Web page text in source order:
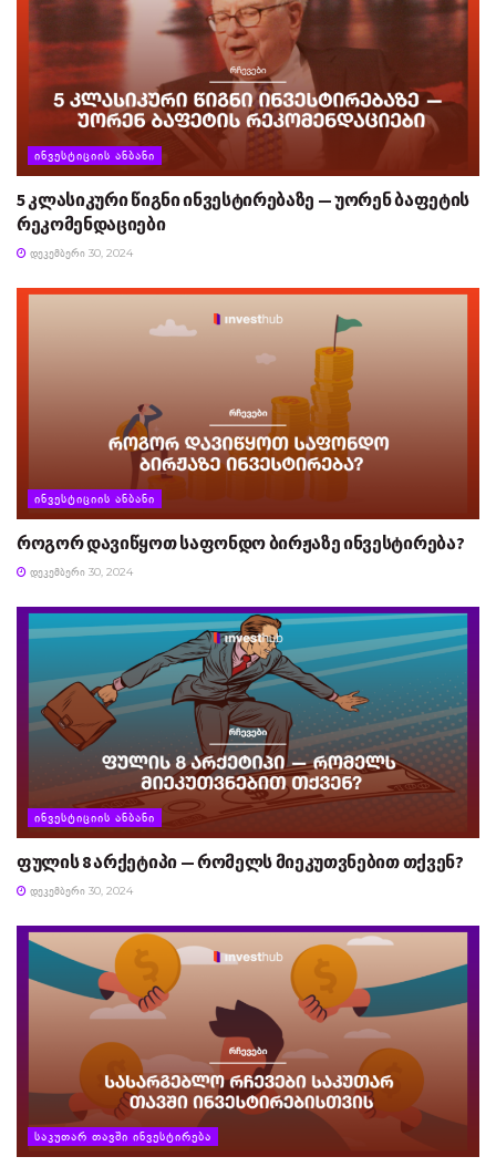
ᲘᲜᲕᲔᲡᲢᲘᲪᲘᲘᲡ ᲐᲜᲑᲐᲜᲘ
5 კლასიკური წიგნი ინვესტირებაზე — უორენ ბაფეტის
რეკომენდაციები
ᲓᲔᲙᲔᲛᲑᲔᲠᲘ 30, 2024
ᲘᲜᲕᲔᲡᲢᲘᲪᲘᲘᲡ ᲐᲜᲑᲐᲜᲘ
როგორ დავიწყოთ საფონდო ბირჟაზე ინვესტირება?
ᲓᲔᲙᲔᲛᲑᲔᲠᲘ 30, 2024
ᲘᲜᲕᲔᲡᲢᲘᲪᲘᲘᲡ ᲐᲜᲑᲐᲜᲘ
ფულის 8 არქეტიპი — რომელს მიეკუთვნებით თქვენ?
ᲓᲔᲙᲔᲛᲑᲔᲠᲘ 30, 2024
ᲡᲐᲙᲣᲗᲐᲠ ᲗᲐᲕᲨᲘ ᲘᲜᲕᲔᲡᲢᲘᲠᲔᲑᲐ